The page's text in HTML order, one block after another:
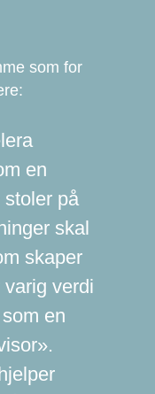
som for
en
stoler på
skal
skaper
verdi
en